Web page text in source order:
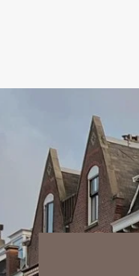
oven, 6 pits
—een fijne plek
achterzijde ligt een
tot het ruime
is groot genoeg
zomeravonden.
slaapkamers,
De luxe
een